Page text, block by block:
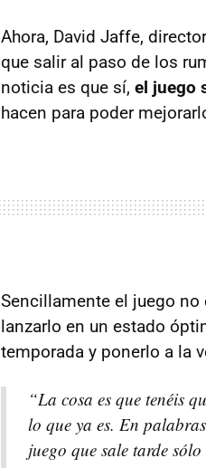
Ahora, David Jaffe,
que salir al paso de los
noticia es que sí, el juego
hacen para poder
Sencillamente el juego
lanzarlo en un estado
temporada y ponerlo a la
“La cosa es que tenéis
lo que ya es. En
juego que sale tarde